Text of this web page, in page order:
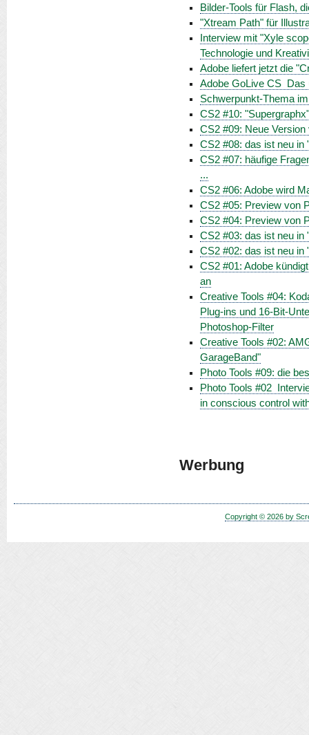
Bilder-Tools für Flash,
"Xtream Path" für
Interview mit "Xyle
Technologie und
Adobe liefert jetzt die
Adobe GoLive CS 
Schwerpunkt-Thema
CS2 #10:
CS2 #09: Neue
CS2 #08: das ist neu in
CS2 #07: häufige
...
CS2 #06: Adobe wird
CS2 #05: Preview von
CS2 #04: Preview von
CS2 #03: das ist neu in
CS2 #02: das ist neu in
CS2 #01: Adobe
an
Creative Tools #04:
Plug-ins und 16-Bit-
Photoshop-Filter
Creative Tools #02:
GarageBand"
Photo Tools #09: die
Photo Tools #02 
in conscious control
Werbung
Copyright © 2026 by